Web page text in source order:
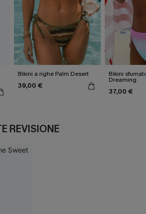
Bikini a righe Palm Desert
39,00 €
Bikini
Dreaming
37,00 €
REVISIONE